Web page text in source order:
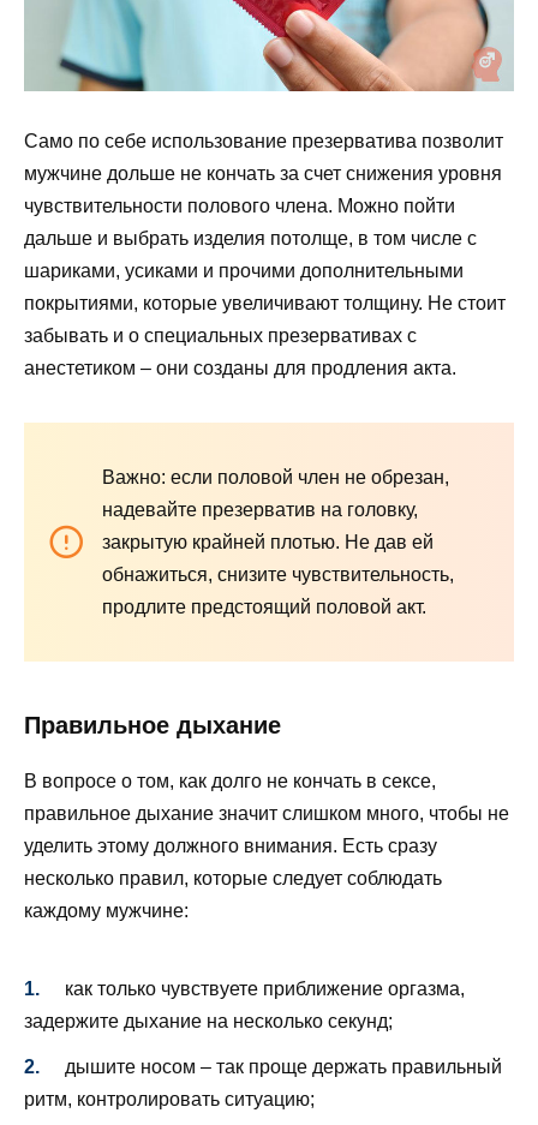
Само по себе использование презерватива позволит
мужчине дольше не кончать за счет снижения уровня
чувствительности полового члена. Можно пойти
дальше и выбрать изделия потолще, в том числе с
шариками, усиками и прочими дополнительными
покрытиями, которые увеличивают толщину. Не стоит
забывать и о специальных презервативах с
анестетиком – они созданы для продления акта.
Важно: если половой член не обрезан,
надевайте презерватив на головку,
закрытую крайней плотью. Не дав ей
обнажиться, снизите чувствительность,
продлите предстоящий половой акт.
Правильное дыхание
В вопросе о том, как долго не кончать в сексе,
правильное дыхание значит слишком много, чтобы не
уделить этому должного внимания. Есть сразу
несколько правил, которые следует соблюдать
каждому мужчине:
как только чувствуете приближение оргазма,
задержите дыхание на несколько секунд;
дышите носом – так проще держать правильный
ритм, контролировать ситуацию;